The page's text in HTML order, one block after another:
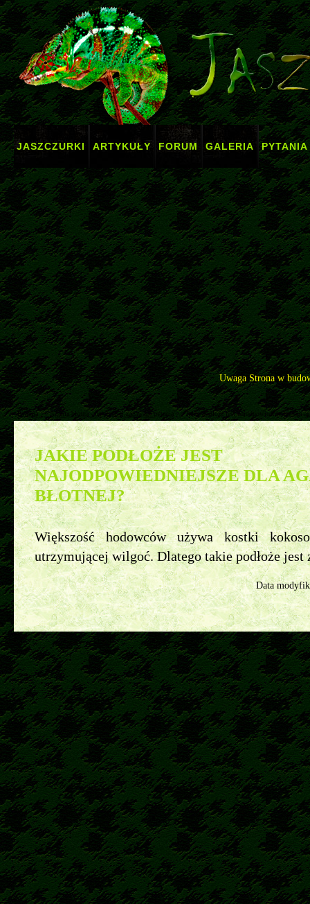
JASZCZURKI ARTYKUŁY FORUM GALERIA PYTANIA
Uwaga Strona w
Pytania>>Agama błotna - najczęściej zadawane pytania >>Jakie podłoże jest najodpowiedniejsze dla
JAKIE PODŁOŻE JEST
NAJODPOWIEDNIEJSZE DLA
BŁOTNEJ?
Większość hodowców używa kostki
utrzymującej wilgoć. Dlatego takie podłoże jest
Data